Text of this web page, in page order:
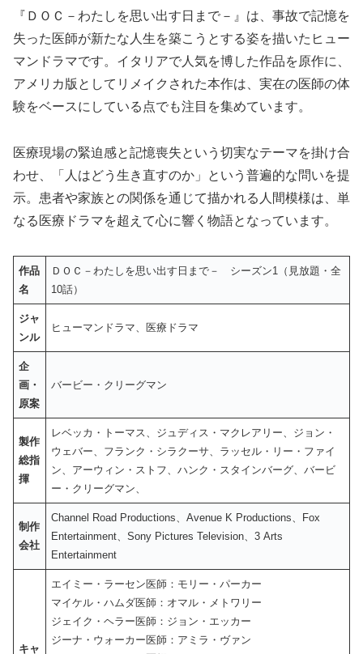
『ＤＯＣ－わたしを思い出す日まで－』は、事故で記憶を
失った医師が新たな人生を築こうとする姿を描いたヒュー
マンドラマです。イタリアで人気を博した作品を原作に、
アメリカ版としてリメイクされた本作は、実在の医師の体
験をベースにしている点でも注目を集めています。
医療現場の緊迫感と記憶喪失という切実なテーマを掛け合
わせ、「人はどう生き直すのか」という普遍的な問いを提
示。患者や家族との関係を通じて描かれる人間模様は、単
なる医療ドラマを超えて心に響く物語となっています。
作品
名
ＤＯＣ－わたしを思い出す日まで－ シーズン1（見放題・全
10話）
ジャ
ンル
ヒューマンドラマ、医療ドラマ
企
画・
原案
バービー・クリーグマン
製作
総指
揮
レベッカ・トーマス、ジュディス・マクレアリー、ジョン・
ウェバー、フランク・シラクーサ、ラッセル・リー・ファイ
ン、アーウィン・ストフ、ハンク・スタインバーグ、バービ
ー・クリーグマン、
制作
会社
Channel Road Productions、Avenue K Productions、Fox
Entertainment、Sony Pictures Television、3 Arts
Entertainment
キャ
エイミー・ラーセン医師：モリー・パーカー
マイケル・ハムダ医師：オマル・メトワリー
ジェイク・ヘラー医師：ジョン・エッカー
ジーナ・ウォーカー医師：アミラ・ヴァン